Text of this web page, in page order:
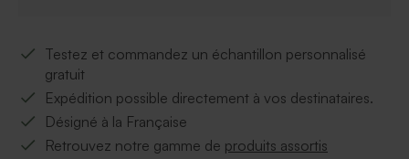
Testez et commandez un échantillon personnalisé
gratuit
Expédition possible directement à vos destinataires.
Désigné à la Française
Retrouvez notre gamme de produits assortis